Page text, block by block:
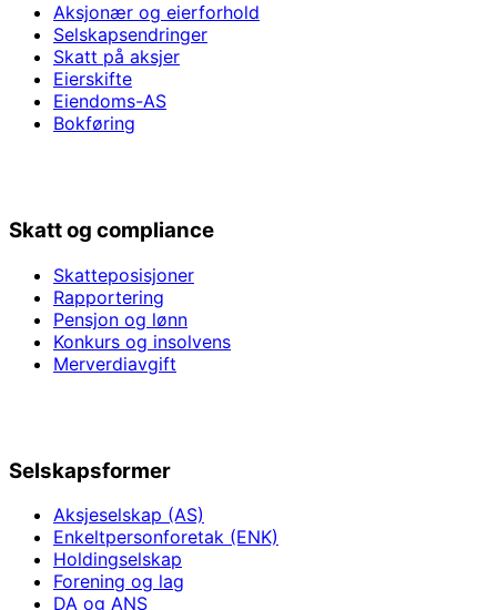
Aksjonær og eierforhold
Selskapsendringer
Skatt på aksjer
Eierskifte
Eiendoms-AS
Bokføring
Skatt og compliance
Skatteposisjoner
Rapportering
Pensjon og lønn
Konkurs og insolvens
Merverdiavgift
Selskapsformer
Aksjeselskap (AS)
Enkeltpersonforetak (ENK)
Holdingselskap
Forening og lag
DA og ANS